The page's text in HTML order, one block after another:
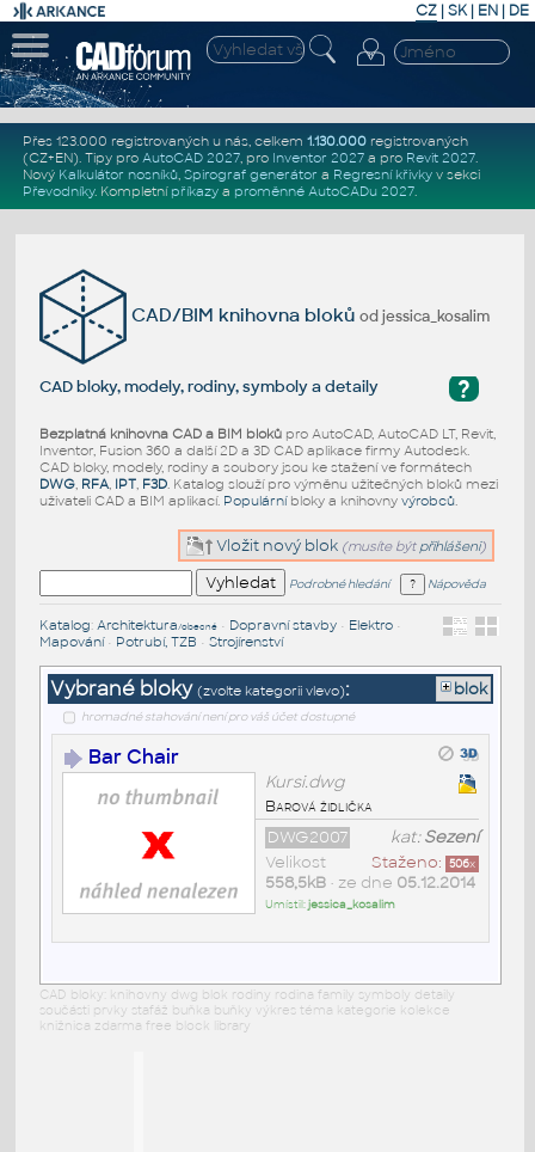
CZ | SK| EN | DE
Přes 123.000 registrovaných u nás, celkem 1.130.000registrovaných
(CZ+EN). Tipy pro AutoCAD 2027, pro Inventor 2027a pro Revit 2027.
Nový Kalkulátor nosníků, Spirograf generátor a Regresní křivkyv sekci
Převodníky. Kompletní příkazya proměnné AutoCADu 2027.
CAD/BIM knihovna blokůod jessica_kosalim
?
CAD bloky, modely, rodiny, symboly a detaily
Bezplatná knihovna CAD a BIM blokůpro AutoCAD, AutoCAD LT, Revit,
Inventor, Fusion 360 a další 2D a 3D CAD aplikace firmy Autodesk.
CAD bloky, modely, rodiny a soubory jsou ke stažení ve formátech
DWG, RFA, IPT, F3D. Katalog slouží pro výměnu užitečných bloků mezi
uživateli CAD a BIM aplikací. Populárníbloky a knihovny výrobců.
Vložit nový blok (musíte být přihlášeni)
Podrobné hledání Nápověda
Katalog: Architektura/obecné• Dopravní stavby• Elektro•
Mapování• Potrubí, TZB • Strojírenství
Vybrané bloky (zvolte kategorii vlevo): blok
hromadné stahování není pro váš účet dostupné
Bar Chair
Kursi.dwg
Barová židlička
kat:Sezení
DWG2007
Staženo: 506x
Velikost
558,5kB• ze dne 05.12.2014
Umístil:jessica_kosalim
CAD bloky: knihovny dwg blok rodiny rodina family symboly detaily
součásti prvky stafáž buňka buňky výkres téma kategorie kolekce
knižnica zdarma free block library